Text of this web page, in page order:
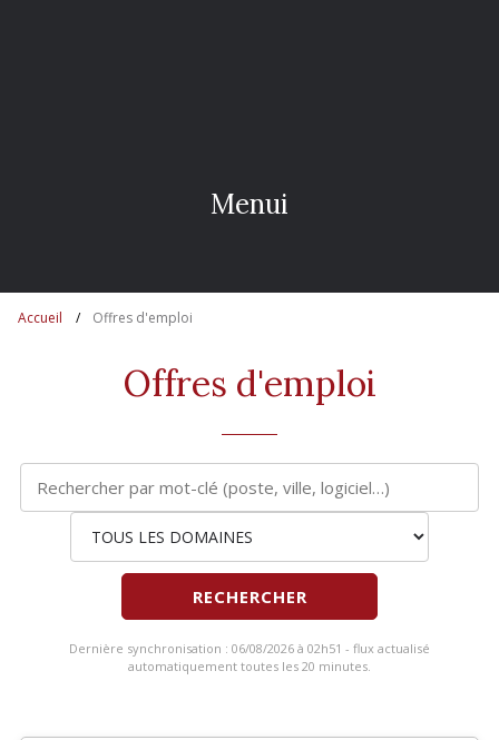
nuiseri
Accueil Offres d'emploi
Offres d'emploi
RECHERCHER
Dernière synchronisation : 06/08/2026 à 02h51 - flux actualisé
automatiquement toutes les 20 minutes.